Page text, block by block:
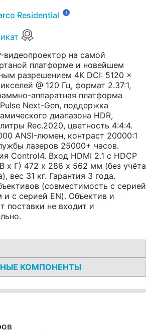
Residential
видеопроектор на самой
платформе и новейшем
разрешением 4K DCI: 5120 x
@ 120 Гц, формат 2.37:1,
аппаратная платформа
Next-Gen, поддержка
диапазона HDR,
Rec.2020, цветность 4:4:4.
ANSI-люмен, контраст 20000:1
лазеров 25000+ часов.
Control4. Вход HDMI 2.1 с HDCP
х Г) 472 x 286 х 562 мм (без учёта
вес 31 кг. Гарантия 3 года.
(совместимость с серией
и с серией EN). Объектив и
поставки не входит и
КОМПОНЕНТЫ